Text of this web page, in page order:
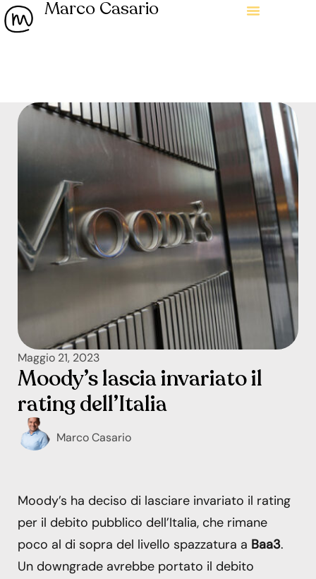
Marco Casario
Maggio 21, 2023
Moody’s lascia invariato il
rating dell’Italia
Marco Casario
Moody’s ha deciso di lasciare invariato il rating
per il debito pubblico dell’Italia, che rimane
poco al di sopra del livello spazzatura a Baa3.
Un downgrade avrebbe portato il debito